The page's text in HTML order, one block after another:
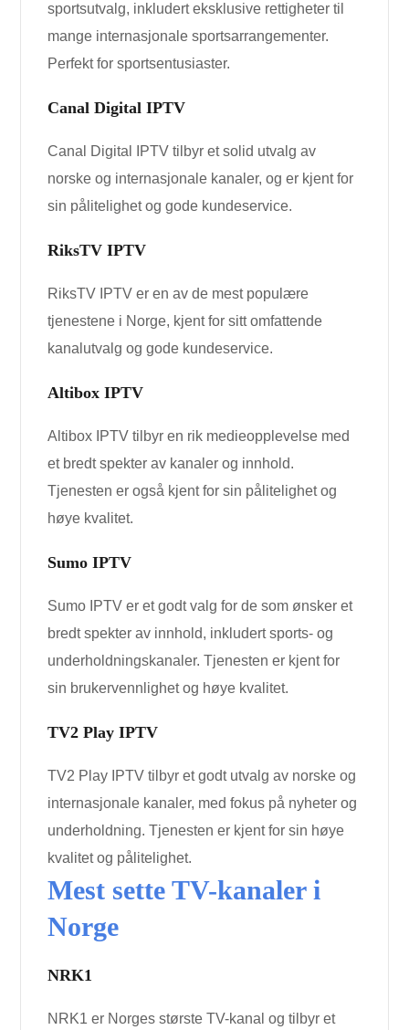
sportsutvalg, inkludert eksklusive rettigheter til
mange internasjonale sportsarrangementer.
Perfekt for sportsentusiaster.
Canal Digital IPTV
Canal Digital IPTV tilbyr et solid utvalg av
norske og internasjonale kanaler, og er kjent for
sin pålitelighet og gode kundeservice.
RiksTV IPTV
RiksTV IPTV er en av de mest populære
tjenestene i Norge, kjent for sitt omfattende
kanalutvalg og gode kundeservice.
Altibox IPTV
Altibox IPTV tilbyr en rik medieopplevelse med
et bredt spekter av kanaler og innhold.
Tjenesten er også kjent for sin pålitelighet og
høye kvalitet.
Sumo IPTV
Sumo IPTV er et godt valg for de som ønsker et
bredt spekter av innhold, inkludert sports- og
underholdningskanaler. Tjenesten er kjent for
sin brukervennlighet og høye kvalitet.
TV2 Play IPTV
TV2 Play IPTV tilbyr et godt utvalg av norske og
internasjonale kanaler, med fokus på nyheter og
underholdning. Tjenesten er kjent for sin høye
kvalitet og pålitelighet.
Mest sette TV-kanaler i
Norge
NRK1
NRK1 er Norges største TV-kanal og tilbyr et